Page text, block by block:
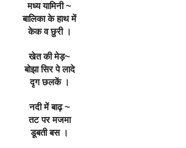
मध्य यामिनी ~
बालिका के हाथ में
केक व छुरी ।
खेत की मेड़~
बोझा सिर पे लादे
दृग छलकें ।
नदी में बाढ़ ~
तट पर मजमा
डूबती बस ।